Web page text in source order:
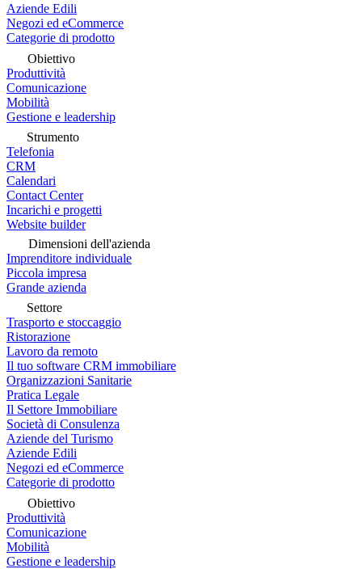
Aziende Edili
Negozi ed eCommerce
Categorie di prodotto
Obiettivo
Produttività
Comunicazione
Mobilità
Gestione e leadership
Strumento
Telefonia
CRM
Calendari
Contact Center
Incarichi e progetti
Website builder
Dimensioni dell'azienda
Imprenditore individuale
Piccola impresa
Grande azienda
Settore
Trasporto e stoccaggio
Ristorazione
Lavoro da remoto
Il tuo software CRM immobiliare
Organizzazioni Sanitarie
Pratica Legale
Il Settore Immobiliare
Società di Consulenza
Aziende del Turismo
Aziende Edili
Negozi ed eCommerce
Categorie di prodotto
Obiettivo
Produttività
Comunicazione
Mobilità
Gestione e leadership